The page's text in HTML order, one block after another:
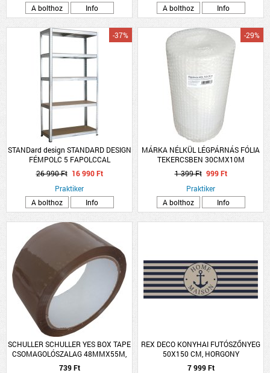
A bolthoz
Info
A bolthoz
Info
STANDard design STANDARD DESIGN
FÉMPOLC 5 FAPOLCCAL
HORGANYZOTT TEHERB:175
KG/POLC, ÖSSZTB: 875 KG
180X90X45 CM
-37%
26 990 Ft 16 990 Ft
Praktiker
A bolthoz
Info
MÁRKA NÉLKÜL LÉGPÁRNÁS FÓLIA
TEKERCSBEN 30CMX10M
-29%
1 399 Ft 999 Ft
Praktiker
A bolthoz
Info
SCHULLER SCHULLER YES BOX TAPE
CSOMAGOLÓSZALAG 48MMX55M,
BARNA
739 Ft
REX DECO KONYHAI FUTÓSZŐNYEG
50X150 CM, HORGONY
7 999 Ft